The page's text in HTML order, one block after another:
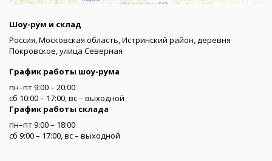
Шоу-рум и склад
Россия, Московская область, Истринский район, деревня
Покровское, улица Северная
График работы шоу-рума
пн–пт 9:00 – 20:00
сб 10:00 – 17:00, вс – выходной
График работы склада
пн–пт 9:00 – 18:00
сб 9:00 – 17:00, вс – выходной